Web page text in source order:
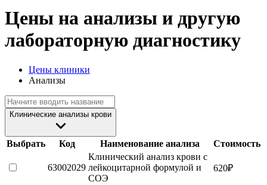
Цены на анализы и другую
лабораторную диагностику
Цены клиники
Анализы
Клинические анализы крови
Выбрать Код Наименование анализа Стоимость
63002029
Клинический анализ крови с
лейкоцитарной формулой и
СОЭ
620₽